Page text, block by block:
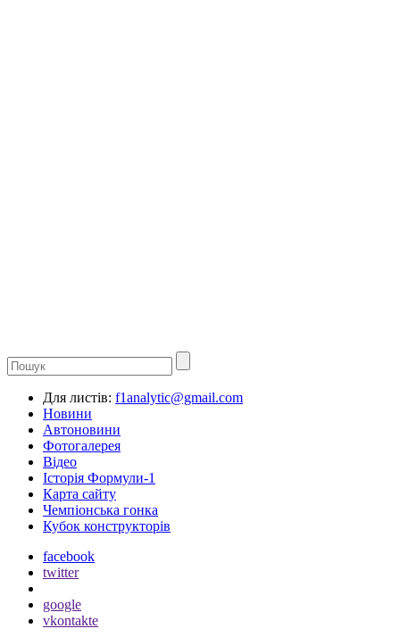
Для листів: f1analytic@gmail.com
Новини
Автоновини
Фотогалерея
Відео
Історія Формули-1
Карта сайту
Чемпіонська гонка
Кубок конструкторів
facebook
twitter
google
vkontakte